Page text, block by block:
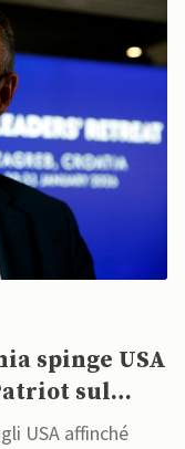
spinge USA
sul
USA affinché